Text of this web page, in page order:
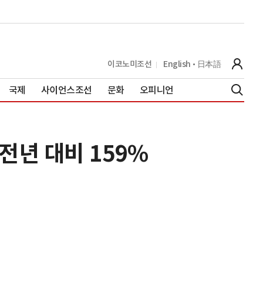
이코노미조선 English 日本語
국제 사이언스조선 문화 오피니언
년 대비 159%